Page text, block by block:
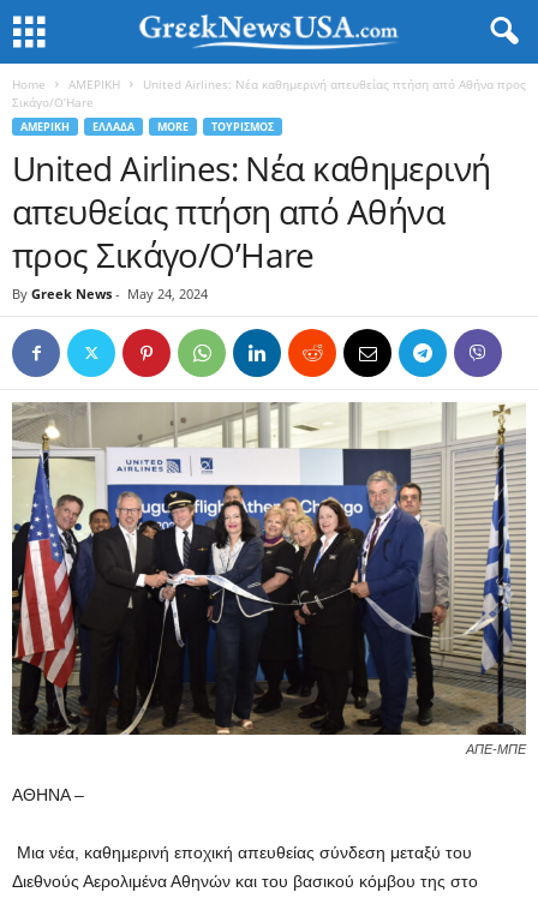
Home ΑΜΕΡΙΚΗ
United Airlines: Νέα καθημερινή απευθείας πτήση από Αθήνα προς
Σικάγο/O’Hare
ΑΜΕΡΙΚΗ ΕΛΛΑΔΑ MORE ΤΟΥΡΙΣΜΟΣ
United Airlines: Νέα καθημερινή
απευθείας πτήση από Αθήνα
προς Σικάγο/O’Hare
By Greek News - May 24, 2024
ΑΠΕ-ΜΠΕ
ΑΘΗΝΑ –
Μια νέα, καθημερινή εποχική απευθείας σύνδεση μεταξύ του
Διεθνούς Αερολιμένα Αθηνών και του βασικού κόμβου της στο